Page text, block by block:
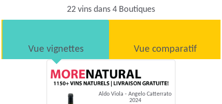
22 vins dans 4 Boutiques
Vue vignettes Vue comparatif
Aldo Viola - Angelo Catterrato
2024